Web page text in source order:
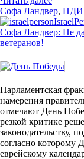
Софа Ландвер, НДИ
Софа Ландвер: Не
ветеранов!
Парламентская
намерения
отмечают День
резкой критике
законодательству,
согласно которому
еврейскому